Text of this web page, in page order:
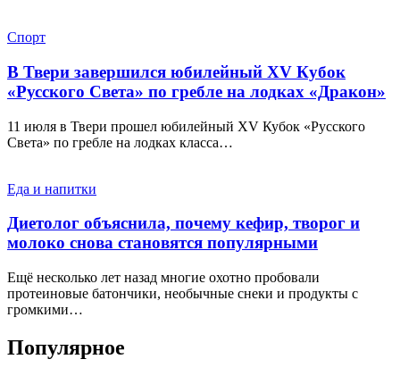
Спорт
В Твери завершился юбилейный XV Кубок
«Русского Света» по гребле на лодках «Дракон»
11 июля в Твери прошел юбилейный XV Кубок «Русского
Света» по гребле на лодках класса…
Еда и напитки
Диетолог объяснила, почему кефир, творог и
молоко снова становятся популярными
Ещё несколько лет назад многие охотно пробовали
протеиновые батончики, необычные снеки и продукты с
громкими…
Популярное